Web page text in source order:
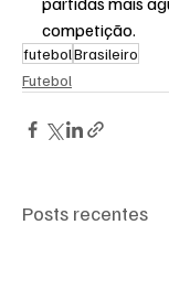
competição.
futebolBrasileiro
Futebol
Posts recentes